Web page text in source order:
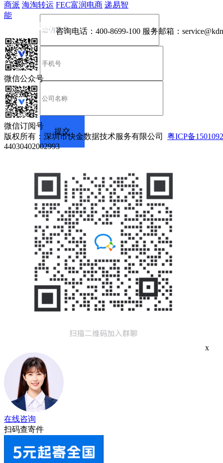
商派 海淘转运 FEC富润电商 递易智
能
咨询电话： 400-8699-100 服务邮箱：
微信公众号
微信订阅号
版权所有：深圳市快金数据技术服务有限公司 粤ICP备
44030402002993
x
在线咨询
扫码查寄件